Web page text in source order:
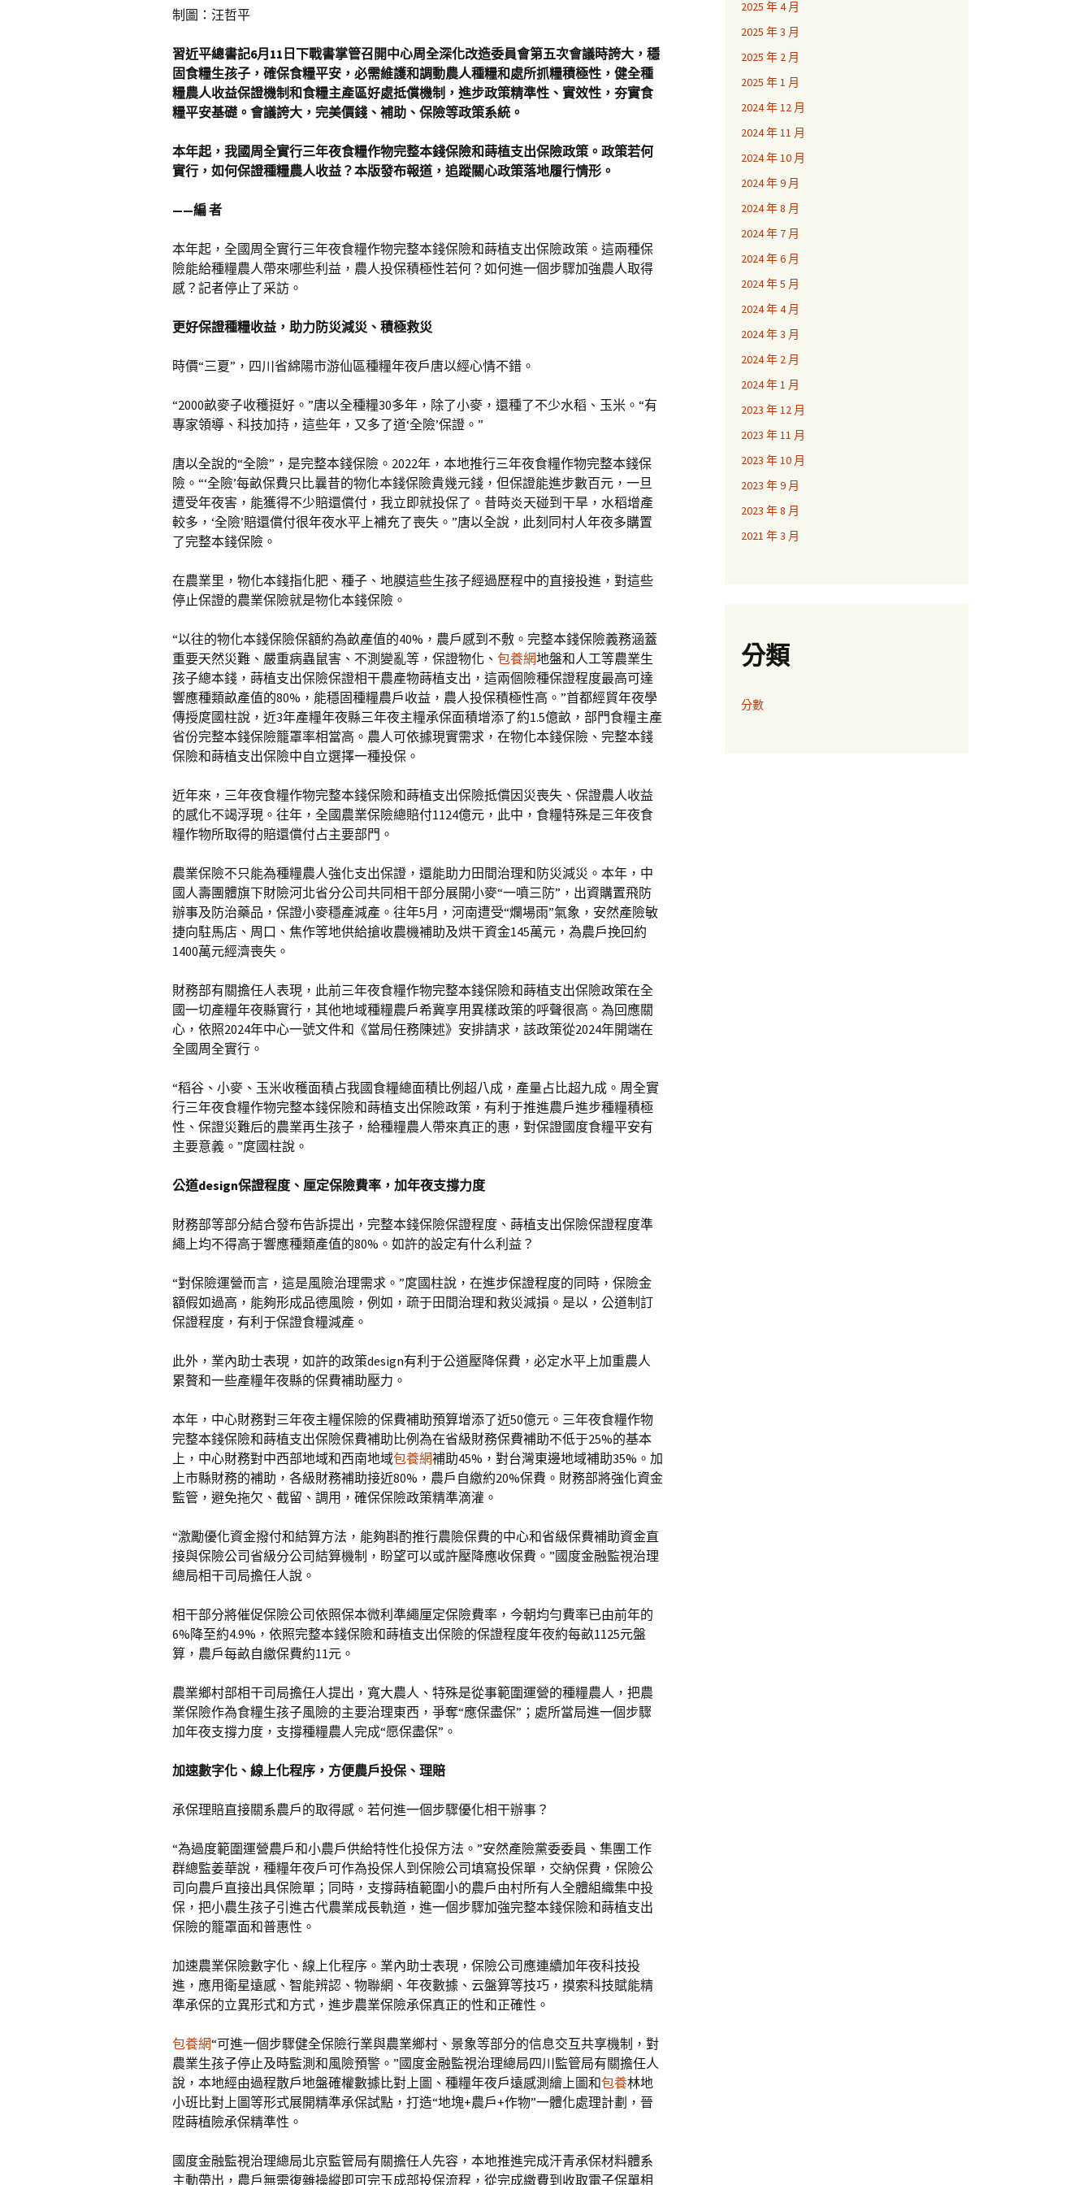
制圖：汪哲平
習近平總書記6月11日下戰書掌管召開中心周全深化改造委員會第五次會議時誇大，穩
固食糧生孩子，確保食糧平安，必需維護和調動農人種糧和處所抓糧積極性，健全種
糧農人收益保證機制和食糧主產區好處抵償機制，進步政策精準性、實效性，夯實食
糧平安基礎。會議誇大，完美價錢、補助、保險等政策系統。
本年起，我國周全實行三年夜食糧作物完整本錢保險和蒔植支出保險政策。政策若何
實行，如何保證種糧農人收益？本版發布報道，追蹤關心政策落地履行情形。
——編 者
本年起，全國周全實行三年夜食糧作物完整本錢保險和蒔植支出保險政策。這兩種保
險能給種糧農人帶來哪些利益，農人投保積極性若何？如何進一個步驟加強農人取得
感？記者停止了采訪。
更好保證種糧收益，助力防災減災、積極救災
時價“三夏”，四川省綿陽市游仙區種糧年夜戶唐以經心情不錯。
“2000畝麥子收穫挺好。”唐以全種糧30多年，除了小麥，還種了不少水稻、玉米。“有
專家領導、科技加持，這些年，又多了道‘全險’保證。”
唐以全說的“全險”，是完整本錢保險。2022年，本地推行三年夜食糧作物完整本錢保
險。“‘全險’每畝保費只比曩昔的物化本錢保險貴幾元錢，但保證能進步數百元，一旦
遭受年夜害，能獲得不少賠還償付，我立即就投保了。昔時炎天碰到干旱，水稻增產
較多，‘全險’賠還償付很年夜水平上補充了喪失。”唐以全說，此刻同村人年夜多購置
了完整本錢保險。
在農業里，物化本錢指化肥、種子、地膜這些生孩子經過歷程中的直接投進，對這些
停止保證的農業保險就是物化本錢保險。
“以往的物化本錢保險保額約為畝產值的40%，農戶感到不敷。完整本錢保險義務涵蓋
重要天然災難、嚴重病蟲鼠害、不測變亂等，保證物化、 包養網地盤和人工等農業生
孩子總本錢，蒔植支出保險保證相干農產物蒔植支出，這兩個險種保證程度最高可達
響應種類畝產值的80%，能穩固種糧農戶收益，農人投保積極性高。”首都經貿年夜學
傳授庹國柱說，近3年產糧年夜縣三年夜主糧承保面積增添了約1.5億畝，部門食糧主產
省份完整本錢保險籠罩率相當高。農人可依據現實需求，在物化本錢保險、完整本錢
保險和蒔植支出保險中自立選擇一種投保。
近年來，三年夜食糧作物完整本錢保險和蒔植支出保險抵償因災喪失、保證農人收益
的感化不竭浮現。往年，全國農業保險總賠付1124億元，此中，食糧特殊是三年夜食
糧作物所取得的賠還償付占主要部門。
農業保險不只能為種糧農人強化支出保證，還能助力田間治理和防災減災。本年，中
國人壽團體旗下財險河北省分公司共同相干部分展開小麥“一噴三防”，出資購置飛防
辦事及防治藥品，保證小麥穩產減產。往年5月，河南遭受“爛場雨”氣象，安然產險敏
捷向駐馬店、周口、焦作等地供給搶收農機補助及烘干資金145萬元，為農戶挽回約
1400萬元經濟喪失。
財務部有關擔任人表現，此前三年夜食糧作物完整本錢保險和蒔植支出保險政策在全
國一切產糧年夜縣實行，其他地域種糧農戶希冀享用異樣政策的呼聲很高。為回應關
心，依照2024年中心一號文件和《當局任務陳述》安排請求，該政策從2024年開端在
全國周全實行。
“稻谷、小麥、玉米收穫面積占我國食糧總面積比例超八成，產量占比超九成。周全實
行三年夜食糧作物完整本錢保險和蒔植支出保險政策，有利于推進農戶進步種糧積極
性、保證災難后的農業再生孩子，給種糧農人帶來真正的惠，對保證國度食糧平安有
主要意義。”庹國柱說。
公道design保證程度、厘定保險費率，加年夜支撐力度
財務部等部分結合發布告訴提出，完整本錢保險保證程度、蒔植支出保險保證程度準
繩上均不得高于響應種類產值的80%。如許的設定有什么利益？
“對保險運營而言，這是風險治理需求。”庹國柱說，在進步保證程度的同時，保險金
額假如過高，能夠形成品德風險，例如，疏于田間治理和救災減損。是以，公道制訂
保證程度，有利于保證食糧減產。
此外，業內助士表現，如許的政策design有利于公道壓降保費，必定水平上加重農人
累贅和一些產糧年夜縣的保費補助壓力。
本年，中心財務對三年夜主糧保險的保費補助預算增添了近50億元。三年夜食糧作物
完整本錢保險和蒔植支出保險保費補助比例為在省級財務保費補助不低于25%的基本
上，中心財務對中西部地域和西南地域包養網補助45%，對台灣東邊地域補助35%。加
上市縣財務的補助，各級財務補助接近80%，農戶自繳約20%保費。財務部將強化資金
監管，避免拖欠、截留、調用，確保保險政策精準滴灌。
“激勵優化資金撥付和結算方法，能夠斟酌推行農險保費的中心和省級保費補助資金直
接與保險公司省級分公司結算機制，盼望可以或許壓降應收保費。”國度金融監視治理
總局相干司局擔任人說。
相干部分將催促保險公司依照保本微利準繩厘定保險費率，今朝均勻費率已由前年的
6%降至約4.9%，依照完整本錢保險和蒔植支出保險的保證程度年夜約每畝1125元盤
算，農戶每畝自繳保費約11元。
農業鄉村部相干司局擔任人提出，寬大農人、特殊是從事範圍運營的種糧農人，把農
業保險作為食糧生孩子風險的主要治理東西，爭奪“應保盡保”；處所當局進一個步驟
加年夜支撐力度，支撐種糧農人完成“愿保盡保”。
加速數字化、線上化程序，方便農戶投保、理賠
承保理賠直接關系農戶的取得感。若何進一個步驟優化相干辦事？
“為過度範圍運營農戶和小農戶供給特性化投保方法。”安然產險黨委委員、集團工作
群總監姜華說，種糧年夜戶可作為投保人到保險公司填寫投保單，交納保費，保險公
司向農戶直接出具保險單；同時，支撐蒔植範圍小的農戶由村所有人全體組織集中投
保，把小農生孩子引進古代農業成長軌道，進一個步驟加強完整本錢保險和蒔植支出
保險的籠罩面和普惠性。
加速農業保險數字化、線上化程序。業內助士表現，保險公司應連續加年夜科技投
進，應用衛星遠感、智能辨認、物聯網、年夜數據、云盤算等技巧，摸索科技賦能精
準承保的立異形式和方式，進步農業保險承保真正的性和正確性。
包養網“可進一個步驟健全保險行業與農業鄉村、景象等部分的信息交互共享機制，對
農業生孩子停止及時監測和風險預警。”國度金融監視治理總局四川監管局有關擔任人
說，本地經由過程散戶地盤確權數據比對上圖、種糧年夜戶遠感測繪上圖和包養林地
小班比對上圖等形式展開精準承保試點，打造“地塊+農戶+作物”一體化處理計劃，晉
陞蒔植險承保精準性。
國度金融監視治理總局北京監管局有關擔任人先容，本地推進完成汗青承保材料體系
主動帶出，農戶無需復雜操縱即可完玉成部投保流程，從完成繳費到收取電子保單相
2025 年 4 月
2025 年 3 月
2025 年 2 月
2025 年 1 月
2024 年 12 月
2024 年 11 月
2024 年 10 月
2024 年 9 月
2024 年 8 月
2024 年 7 月
2024 年 6 月
2024 年 5 月
2024 年 4 月
2024 年 3 月
2024 年 2 月
2024 年 1 月
2023 年 12 月
2023 年 11 月
2023 年 10 月
2023 年 9 月
2023 年 8 月
2021 年 3 月
分類
分數